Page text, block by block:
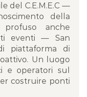
del C.E.M.E.C —
della
anche
eventi — San
piattaforma di
Un luogo
e operatori sul
costruire ponti